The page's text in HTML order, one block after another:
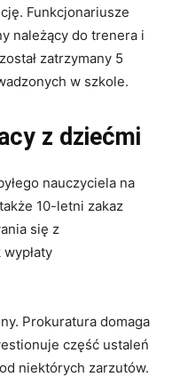
Funkcjonariusze
należący do trenera i
zatrzymany 5
w szkole.
z dziećmi
nauczyciela na
10-letni zakaz
się z
Prokuratura domaga
część ustaleń
niektórych zarzutów.